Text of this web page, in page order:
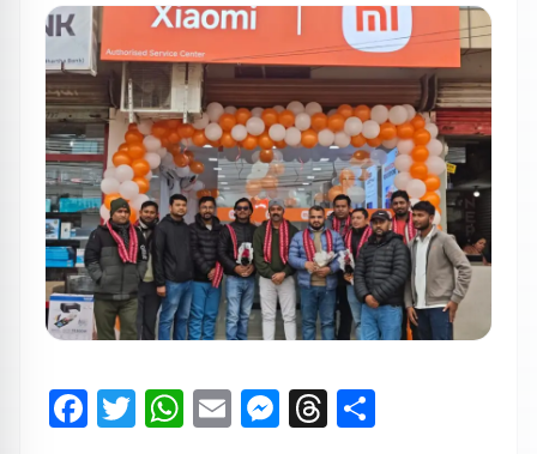
Facebook
Twitter
WhatsApp
EmailMessenger
Threads